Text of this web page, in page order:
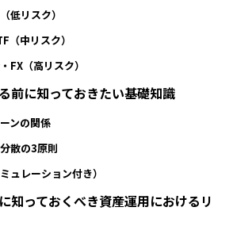
低リスク）
（中リスク）
FX（高リスク）
前に知っておきたい基礎知識
ンの関係
散の3原則
ュレーション付き）
知っておくべき資産運用におけるリ